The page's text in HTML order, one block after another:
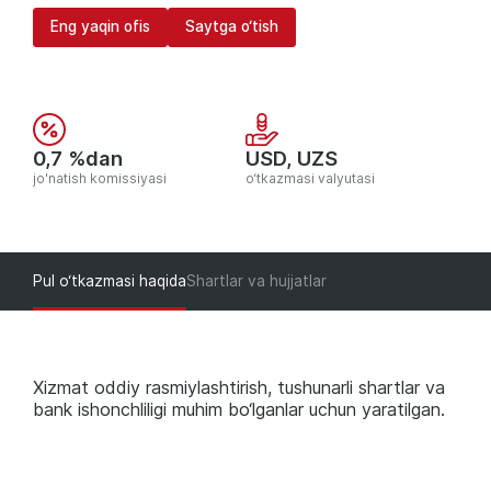
Eng yaqin ofis Saytga o‘tish
0,7 %dan
jo'natish komissiyasi
USD, UZS
o‘tkazmasi valyutasi
Pul o‘tkazmasi haqidaShartlar va hujjatlar
Xizmat oddiy rasmiylashtirish, tushunarli shartlar va
bank ishonchliligi muhim bo‘lganlar uchun yaratilgan.